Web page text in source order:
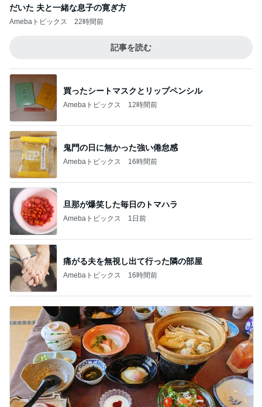
だいた 夫と一緒な息子の寛ぎ方
Amebaトピックス 22時間前
記事を読む
買ったシートマスクとリップペンシル
Amebaトピックス 12時間前
鬼門の日に無かった強い倦怠感
Amebaトピックス 16時間前
旦那が爆笑した毎日のトマハラ
Amebaトピックス 1日前
痛がる夫を無視し出て行った隣の部屋
Amebaトピックス 16時間前